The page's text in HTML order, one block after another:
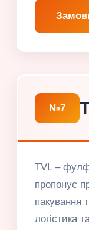
№7
TVL –
пропонує
пакування
логістика